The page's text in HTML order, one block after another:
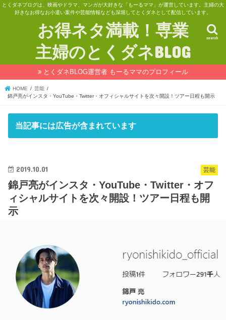
とくダネブログは、映画やドラマ、マンガが大好きな「もーるママ」が運営しています。主婦の大
好きなお得なお小遣い案件や芸能情報なども深堀してとくダネとして配信しています。
お得ネタ満載！専業
主婦のとくダネBLOG
search
とくダネBLOG運営者 もーるママのプロフィール
HOME
芸能
錦戸亮がインスタ・YouTube・Twitter・オフィシャルサイトを次々開設！ツアー日程も開示
当記事には広告が含まれています
芸能
2019.10.01
錦戸亮がインスタ・YouTube・Twitter・オフ
ィシャルサイトを次々開設！ツアー日程も開
示